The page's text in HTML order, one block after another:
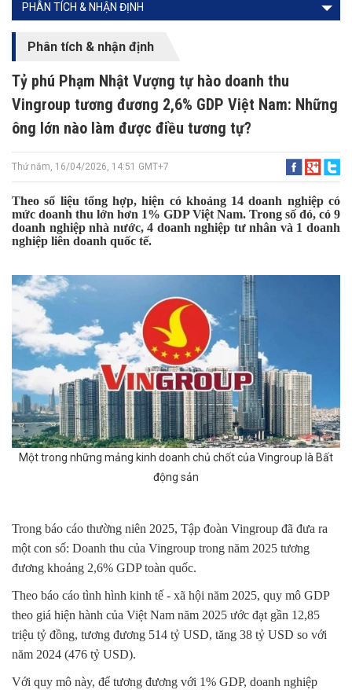
PHÂN TÍCH & NHẬN ĐỊNH
Phân tích & nhận định
Tỷ phú Phạm Nhật Vượng tự hào doanh thu
Vingroup tương đương 2,6% GDP Việt Nam: Những
ông lớn nào làm được điều tương tự?
Thứ năm, 16/04/2026, 14:51 GMT+7
Theo số liệu tổng hợp, hiện có khoảng 14 doanh nghiệp có
mức doanh thu lớn hơn 1% GDP Việt Nam. Trong số đó, có 9
doanh nghiệp nhà nước, 4 doanh nghiệp tư nhân và 1 doanh
nghiệp liên doanh quốc tế.
Một trong những mảng kinh doanh chủ chốt của Vìngroup là Bất
động sản
Trong báo cáo thường niên 2025, Tập đoàn Vingroup đã đưa ra
một con số: Doanh thu của Vingroup trong năm 2025 tương
đương khoảng 2,6% GDP toàn quốc.
Theo báo cáo tình hình kinh tế - xã hội năm 2025, quy mô GDP
theo giá hiện hành của Việt Nam năm 2025 ước đạt gần 12,85
triệu tỷ đồng, tương đương 514 tỷ USD, tăng 38 tỷ USD so với
năm 2024 (476 tỷ USD).
Với quy mô này, để tương đương với 1% GDP, doanh nghiệp